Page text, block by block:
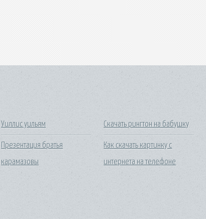
Уиллис уильям
Презентация братья
карамазовы
Скачать рингтон на бабушку
Как скачать картинку с
интернета на телефоне